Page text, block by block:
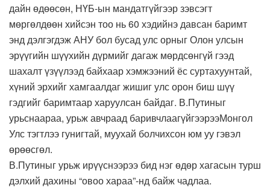
дайн өдөөсөн, НҮБ-ын мандатгүйгээр зэвсэгт
мөргөлдөөн хийсэн тоо нь 60 хэдийнэ давсан баримт
энд дэлгэгдэж АНУ бол бусад улс орныг Олон улсын
эрүүгийн шүүхийн дүрмийг дагаж мөрдсөнгүй гээд
шахалт үзүүлээд байхаар хэмжээний ёс суртахуунтай,
хүний эрхийг хамгаалдаг жишиг улс орон биш шүү
гэдгийг баримтаар харуулсан байдаг. В.Путиныг
урьснаараа, урьж авчраад баривчлаагүйгээрээМонгол
Улс тэгтлээ гунигтай, муухай болчихсон юм уу гэвэл
өрөөсгөл.
В.Путиныг урьж ирүүснээрээ бид нэг өдөр хагасын турш
дэлхий дахины “овоо хараа”-нд байж чадлаа.